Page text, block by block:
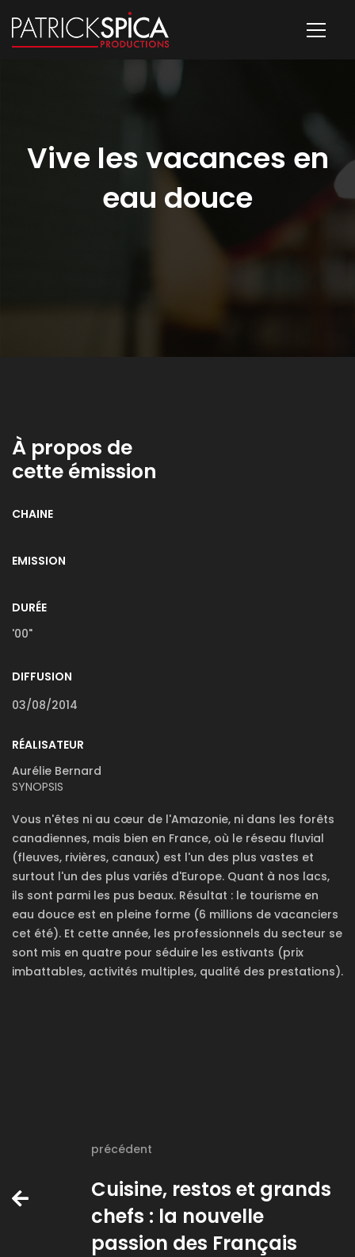
Vive les vacances en
eau douce
À propos de
cette émission
CHAINE
EMISSION
DURÉE
'00"
DIFFUSION
03/08/2014
RÉALISATEUR
Aurélie Bernard
SYNOPSIS
Vous n'êtes ni au cœur de l'Amazonie, ni dans les forêts
canadiennes, mais bien en France, où le réseau fluvial
(fleuves, rivières, canaux) est l'un des plus vastes et
surtout l'un des plus variés d'Europe. Quant à nos lacs,
ils sont parmi les pus beaux. Résultat : le tourisme en
eau douce est en pleine forme (6 millions de vacanciers
cet été). Et cette année, les professionnels du secteur se
sont mis en quatre pour séduire les estivants (prix
imbattables, activités multiples, qualité des prestations).
précédent
Cuisine, restos et grands
chefs : la nouvelle
passion des Français